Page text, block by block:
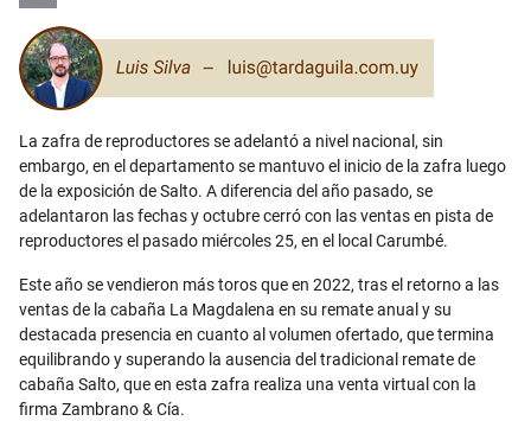
Email
La zafra de reproductores se adelantó a nivel nacional, sin
embargo, en el departamento se mantuvo el inicio de la zafra luego
de la exposición de Salto. A diferencia del año pasado, se
adelantaron las fechas y octubre cerró con las ventas en pista de
reproductores el pasado miércoles 25, en el local Carumbé.
Este año se vendieron más toros que en 2022, tras el retorno a las
ventas de la cabaña La Magdalena en su remate anual y su
destacada presencia en cuanto al volumen ofertado, que termina
equilibrando y superando la ausencia del tradicional remate de
cabaña Salto, que en esta zafra realiza una venta virtual con la
firma Zambrano & Cía.